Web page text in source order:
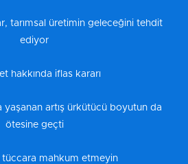
tarımsal üretimin geleceğini tehdit
ediyor
hakkında iflas kararı
yaşanan artış ürkütücü boyutun da
ötesine geçti
mahkum etmeyin